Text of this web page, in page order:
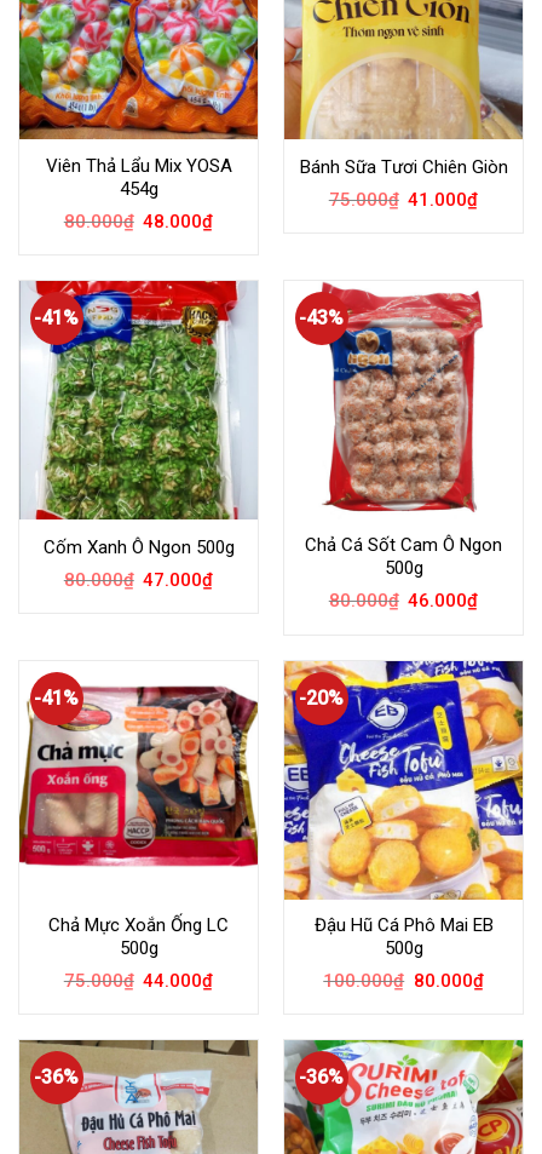
Viên Thả Lẩu Mix YOSA
454g
80.000₫ 48.000₫
Bánh Sữa Tươi Chiên Giòn
75.000₫ 41.000₫
-41%
Cốm Xanh Ô Ngon 500g
80.000₫ 47.000₫
-43%
Chả Cá Sốt Cam Ô Ngon
500g
80.000₫ 46.000₫
-41%
Chả Mực Xoắn Ống LC
500g
75.000₫ 44.000₫
-20%
Đậu Hũ Cá Phô Mai EB
500g
100.000₫ 80.000₫
-36% -36%